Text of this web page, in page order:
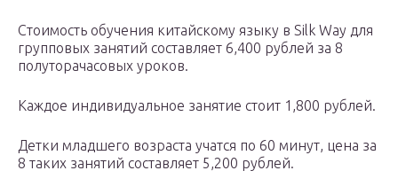
Стоимость обучения китайскому языку в Silk Way для
групповых занятий составляет 6,400 рублей за 8
полуторачасовых уроков.
Каждое индивидуальное занятие стоит 1,800 рублей.
Детки младшего возраста учатся по 60 минут, цена за
8 таких занятий составляет 5,200 рублей.